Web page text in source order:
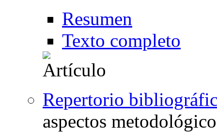
Resumen
Texto completo
Repertorio
aspectos